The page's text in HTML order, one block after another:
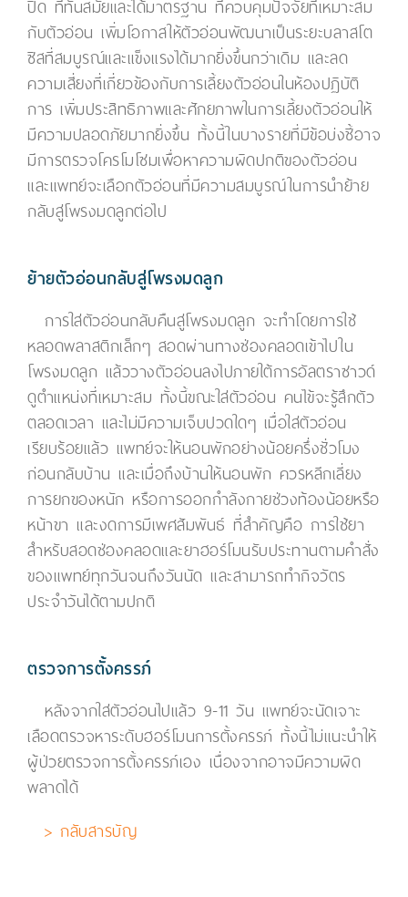
ปิด ที่ทันสมัยและได้มาตรฐาน ที่ควบคุมปัจจัยที่เหมาะสม
กับตัวอ่อน เพิ่มโอกาสให้ตัวอ่อนพัฒนาเป็นระยะบลาสโต
ซิสที่สมบูรณ์และแข็งแรงได้มากยิ่งขึ้นกว่าเดิม และลด
ความเสี่ยงที่เกี่ยวข้องกับการเลี้ยงตัวอ่อนในห้องปฏิบัติ
การ เพิ่มประสิทธิภาพและศักยภาพในการเลี้ยงตัวอ่อนให้
มีความปลอดภัยมากยิ่งขึ้น ทั้งนี้ในบางรายที่มีข้อบ่งชี้อาจ
มีการตรวจโครโมโซมเพื่อหาความผิดปกติของตัวอ่อน
และแพทย์จะเลือกตัวอ่อนที่มีความสมบูรณ์ในการนำย้าย
กลับสู่โพรงมดลูกต่อไป
ย้ายตัวอ่อนกลับสู่โพรงมดลูก
การใส่ตัวอ่อนกลับคืนสู่โพรงมดลูก จะทำโดยการใช้
หลอดพลาสติกเล็กๆ สอดผ่านทางช่องคลอดเข้าไปใน
โพรงมดลูก แล้ววางตัวอ่อนลงไปภายใต้การอัลตราซาวด์
ดูตำแหน่งที่เหมาะสม ทั้งนี้ขณะใส่ตัวอ่อน คนไข้จะรู้สึกตัว
ตลอดเวลา และไม่มีความเจ็บปวดใดๆ เมื่อใส่ตัวอ่อน
เรียบร้อยแล้ว แพทย์จะให้นอนพักอย่างน้อยครึ่งชั่วโมง
ก่อนกลับบ้าน และเมื่อถึงบ้านให้นอนพัก ควรหลีกเลี่ยง
การยกของหนัก หรือการออกกำลังกายช่วงท้องน้อยหรือ
หน้าขา และงดการมีเพศสัมพันธ์ ที่สำคัญคือ การใช้ยา
สำหรับสอดช่องคลอดและยาฮอร์โมนรับประทานตามคำสั่ง
ของแพทย์ทุกวันจนถึงวันนัด และสามารถทำกิจวัตร
ประจำวันได้ตามปกติ
ตรวจการตั้งครรภ์
หลังจากใส่ตัวอ่อนไปแล้ว 9-11 วัน แพทย์จะนัดเจาะ
เลือดตรวจหาระดับฮอร์โมนการตั้งครรภ์ ทั้งนี้ไม่แนะนำให้
ผู้ป่วยตรวจการตั้งครรภ์เอง เนื่องจากอาจมีความผิด
พลาดได้
> กลับสารบัญ